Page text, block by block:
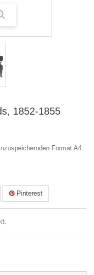
1852-1855
Format A4.
Pinterest